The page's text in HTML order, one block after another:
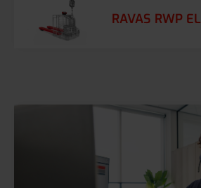
RAVAS RWP EL